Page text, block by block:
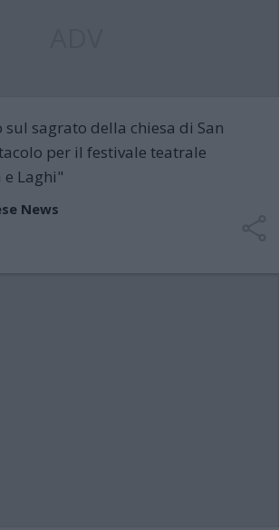
sul sagrato della chiesa di San
per il festivale teatrale
Laghi"
News